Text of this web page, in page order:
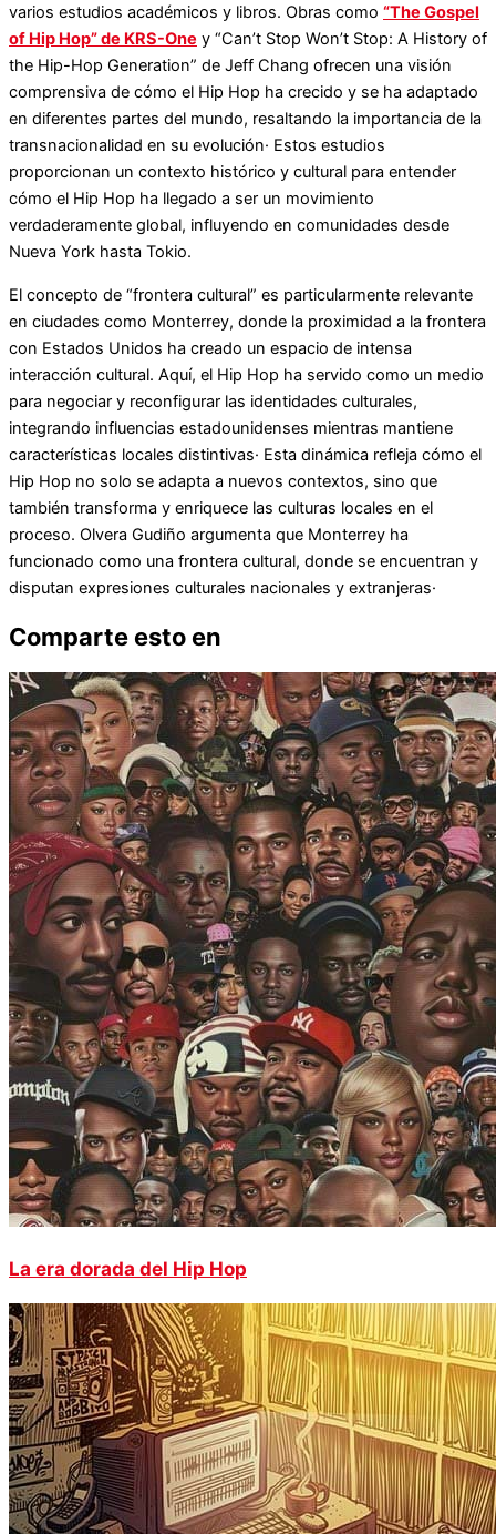
varios estudios académicos y libros. Obras como “The Gospel
of Hip Hop” de KRS-One y “Can’t Stop Won’t Stop: A History of
the Hip-Hop Generation” de Jeff Chang ofrecen una visión
comprensiva de cómo el Hip Hop ha crecido y se ha adaptado
en diferentes partes del mundo, resaltando la importancia de la
transnacionalidad en su evolución· Estos estudios
proporcionan un contexto histórico y cultural para entender
cómo el Hip Hop ha llegado a ser un movimiento
verdaderamente global, influyendo en comunidades desde
Nueva York hasta Tokio​​​​.
El concepto de “frontera cultural” es particularmente relevante
en ciudades como Monterrey, donde la proximidad a la frontera
con Estados Unidos ha creado un espacio de intensa
interacción cultural. Aquí, el Hip Hop ha servido como un medio
para negociar y reconfigurar las identidades culturales,
integrando influencias estadounidenses mientras mantiene
características locales distintivas· Esta dinámica refleja cómo el
Hip Hop no solo se adapta a nuevos contextos, sino que
también transforma y enriquece las culturas locales en el
proceso. Olvera Gudiño argumenta que Monterrey ha
funcionado como una frontera cultural, donde se encuentran y
disputan expresiones culturales nacionales y extranjeras​·
Comparte esto en
La era dorada del Hip Hop